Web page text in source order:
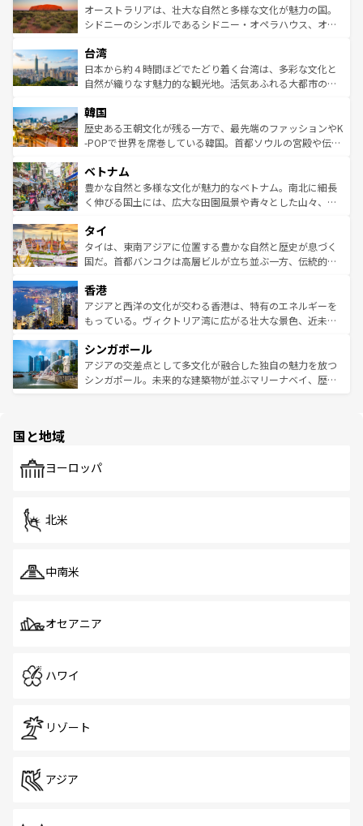
文化が魅力。旅行者はアメリカの各地域で異なる魅力を楽
しみながら、その多様性と豊かな歴史を感じることができ
ならではの贅沢な旅のスタイルだ。 なお、新着のアメリカ
情報はコンテンツ一覧を参照してほしい。
島だが、静かな自然を求めるならマウイ島やカウアイ島が
おすすめ。エメラルドグリーンに輝く海をはじめ、豊かな
れるおもてなしの心で訪れる人々を迎えてくれるハワイの
人々、おいしいローカルフードやハワイアンミュージッ
ク、伝統的なフラダンスなど、すべてがハワイの魅力を彩
ワイを、存分に味わってほしい。 なお、新着のハワイ情報
はコンテンツ一覧を参照してほしい。
オーストラリアは、壮大な自然と多様な文化が魅力の国。
シドニーのシンボルであるシドニー・オペラハウス、オー
リアリーフや大陸中央部にそびえるウルル（エアーズロッ
ク）、タスマニアの美しい原生林やケアンズの熱帯雨林な
ど、見どころがたくさん。また、カフェやワイン、オージ
いる。アクティビティも充実しており、サーフィンやダイ
ビング、ハイキングなど、アウトドア好きにはたまらな
い。オーストラリアの多彩な魅力を存分に味わいつくそ
参照してほしい。
台湾
日本から約４時間ほどでたどり着く台湾は、多彩な文化と
自然が織りなす魅力的な観光地。活気あふれる大都市の台
ン）、静ひつな山岳地帯である台湾東部など、都市の喧騒
と山間の静けさが共存しており、訪れる人に新しい発見と
驚きをもたらしてくれる。また、奥深い台湾の食文化も魅
容にもいいと評判のスイーツなど、バラエティ豊かな料理
が味わえる。 なお、新着の台湾情報は コンテンツ一覧を参
照してほしい。
韓国
歴史ある王朝文化が残る一方で、最先端のファッションやK
-POPで世界を席巻している韓国。首都ソウルの宮殿や伝統
き、地方に足を延ばせば四季折々の自然美を楽しむことが
できる。そして、キムチや焼肉、絶品のストリートフード
まで、さまざまな韓国料理が待っている。夜には、韓国な
リティに包まれながら、韓国の多彩な魅力を心ゆくまで味
わってみてほしい。 なお、新着の韓国情報はコンテンツ一
覧を参照してほしい。
ベトナム
豊かな自然と多様な文化が魅力的なベトナム。南北に細長
く伸びる国土には、広大な田園風景や青々とした山々、世
急速な発展と共に伝統が息づく。ハノイの古い町並みやホ
ーチミン市のフランス統治時代の建物も、独特の雰囲気を
醸し出している。また、バラエティの豊かさとおいしさで
とつ。フォーやバインミー、ベトナムコーヒーなどは、ぜ
ひ現地で味わいたい。どの地域を訪れてもあたたかい人々
が旅行者を迎えてくれるので、きっと忘れられない旅にな
参照してほしい。
タイ
タイは、東南アジアに位置する豊かな自然と歴史が息づく
国だ。首都バンコクは高層ビルが立ち並ぶ一方、伝統的な
の活気が交差している。北部ではチェンマイなどの山岳地
帯で自然と触れ合い、南部ではプーケットやクラビの美し
いビーチでリゾート気分を楽しむことができる。タイ料理
激する。気候は一年中温暖で、どの季節にも異なる楽しみ
が待っている。親しみやすいタイの人々、仏教を中心とし
た文化、そして多様な観光資源が、訪れる旅人を魅了し続
香港
アジアと西洋の文化が交わる香港は、特有のエネルギーを
もっている。ヴィクトリア湾に広がる壮大な景色、近未来
み、どこを訪れても感動するはず。観光スポットが密集し
ており、効率よく見どころを回れるのも魅力。息をのむよ
うな絶景から文化的な体験まで、香港を存分に楽しみ尽く
シンガポール
アジアの交差点として多文化が融合した独自の魅力を放つ
シンガポール。未来的な建築物が並ぶマリーナベイ、歴史
で、ホーカーズは地元の風情を楽しめる外せないスポット
国と地域
ヨーロッパ
北米
中南米
オセアニア
ハワイ
リゾート
アジア